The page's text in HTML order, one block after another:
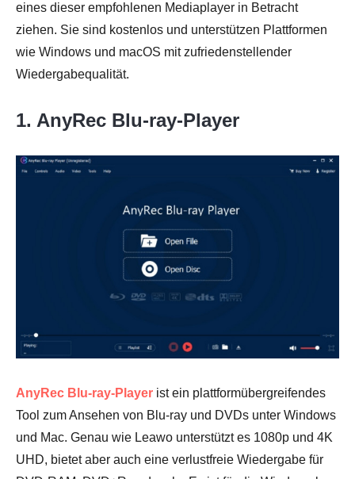
eines dieser empfohlenen Mediaplayer in Betracht
ziehen. Sie sind kostenlos und unterstützen Plattformen
wie Windows und macOS mit zufriedenstellender
Wiedergabequalität.
1. AnyRec Blu-ray-Player
AnyRec Blu-ray-Player ist ein plattformübergreifendes
Tool zum Ansehen von Blu-ray und DVDs unter Windows
und Mac. Genau wie Leawo unterstützt es 1080p und 4K
UHD, bietet aber auch eine verlustfreie Wiedergabe für